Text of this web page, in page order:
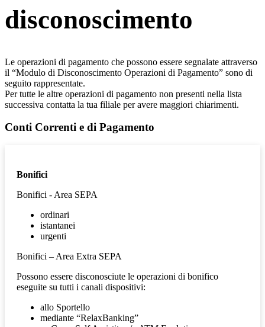
disconoscimento
Le operazioni di pagamento che possono essere segnalate attraverso
il “Modulo di Disconoscimento Operazioni di Pagamento” sono di
seguito rappresentate.
Per tutte le altre operazioni di pagamento non presenti nella lista
successiva contatta la tua filiale per avere maggiori chiarimenti.
Conti Correnti e di Pagamento
Bonifici
Bonifici - Area SEPA
ordinari
istantanei
urgenti
Bonifici – Area Extra SEPA
Possono essere disconosciute le operazioni di bonifico
eseguite su tutti i canali dispositivi:
allo Sportello
mediante “RelaxBanking”